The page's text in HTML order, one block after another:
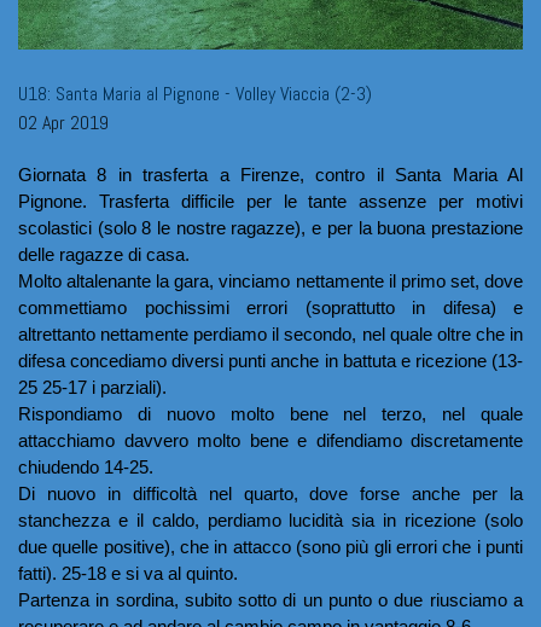
U18: Santa Maria al Pignone - Volley Viaccia (2-3)
02 Apr 2019
Giornata 8 in trasferta a Firenze, contro il Santa Maria Al
Pignone. Trasferta difficile per le tante assenze per motivi
scolastici (solo 8 le nostre ragazze), e per la buona prestazione
delle ragazze di casa.
Molto altalenante la gara, vinciamo nettamente il primo set, dove
commettiamo pochissimi errori (soprattutto in difesa) e
altrettanto nettamente perdiamo il secondo, nel quale oltre che in
difesa concediamo diversi punti anche in battuta e ricezione (13-
25 25-17 i parziali).
Rispondiamo di nuovo molto bene nel terzo, nel quale
attacchiamo davvero molto bene e difendiamo discretamente
chiudendo 14-25.
Di nuovo in difficoltà nel quarto, dove forse anche per la
stanchezza e il caldo, perdiamo lucidità sia in ricezione (solo
due quelle positive), che in attacco (sono più gli errori che i punti
fatti). 25-18 e si va al quinto.
Partenza in sordina, subito sotto di un punto o due riusciamo a